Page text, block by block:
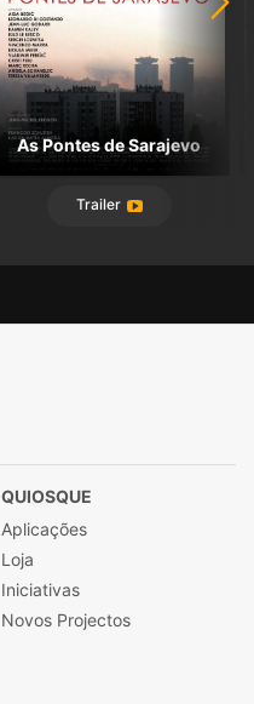
As Pontes de Sarajevo
Trailer
QUIOSQUE
Aplicações
Loja
Iniciativas
Novos Projectos